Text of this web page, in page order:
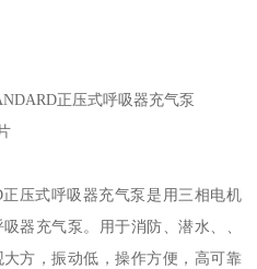
正压式呼吸器充气泵
压式呼吸器充气泵是用三相电机
器充气泵。用于消防、潜水、、
方，振动低，操作方便，高可靠